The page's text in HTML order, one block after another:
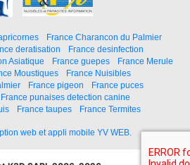
France Charancon du Palmier
deratisation
France desinfection
Asiatique France guepes
France Merule
Moustiques
France Nuisibles
France pigeon
France puces
France punaises detection canine
France taupes France Termites
web et appli mobile YV WEB.